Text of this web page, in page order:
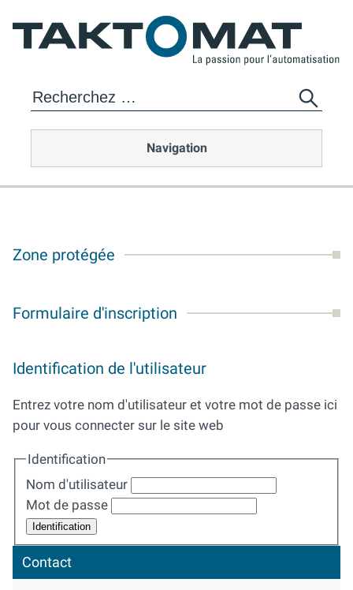
Navigation
Zone protégée
Formulaire d'inscription
Identification de l'utilisateur
Entrez votre nom d'utilisateur et votre mot de passe ici
pour vous connecter sur le site web
Identification
Nom d'utilisateur
Mot de passe
Contact